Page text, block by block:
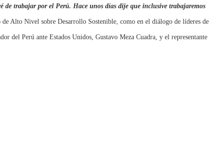
trabajar por el Perú. Hace unos días dije que inclusive trabajaremos
Alto Nivel sobre Desarrollo Sostenible, como en el diálogo de líderes de
del Perú ante Estados Unidos, Gustavo Meza Cuadra, y el representante